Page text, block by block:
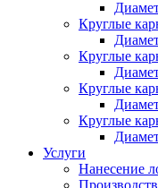
Круглые
Круглые
Круглые
Круглые
Услуги
Нанесение